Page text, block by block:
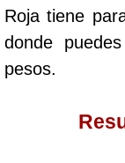
Chontico
Roja tiene
donde
pesos.